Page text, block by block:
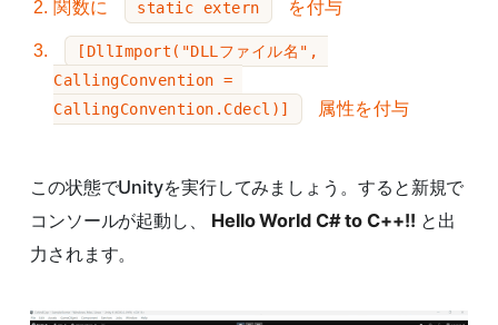
関数に static extern を付与
[DllImport("DLLファイル名",
CallingConvention =
CallingConvention.Cdecl)]
属性を付与
この状態でUnityを実行してみましょう。すると新規で
コンソールが起動し、 Hello World C# to C++!! と出
力されます。